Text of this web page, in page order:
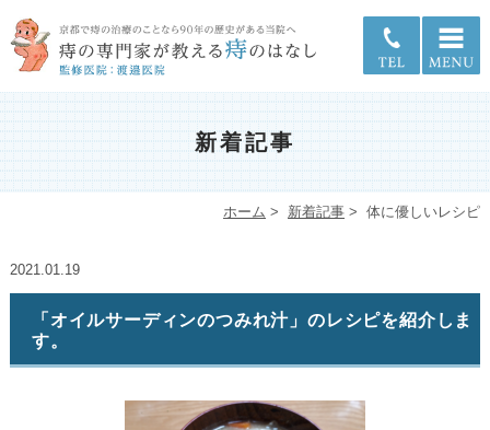
新着記事
ホーム > 新着記事 > 体に優しいレシピ
2021.01.19
「オイルサーディンのつみれ汁」のレシピを紹介しま
す。